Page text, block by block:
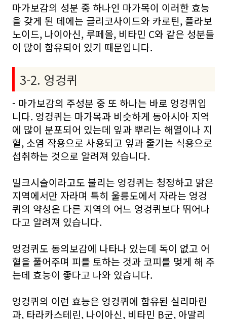
마가보감의 성분 중 하나인 마가목이 이러한 효능
을 갖게 된 데에는 글리코사이드와 카로틴, 플라보
노이드, 나이아신, 루페올, 비타민 C와 같은 성분들
이 많이 함유되어 있기 때문입니다.
3-2. 엉겅퀴
- 마가보감의 주성분 중 또 하나는 바로 엉겅퀴입
니다. 엉겅퀴는 마가목과 비슷하게 동아시아 지역
에 많이 분포되어 있는데 잎과 뿌리는 해열이나 지
혈, 소염 작용으로 사용되고 잎과 줄기는 식용으로
섭취하는 것으로 알려져 있습니다.
밀크시슬이라고도 불리는 엉겅퀴는 청정하고 맑은
지역에서만 자라며 특히 울릉도에서 자라는 엉겅
퀴의 약성은 다른 지역의 어느 엉겅퀴보다 뛰어나
다고 알려져 있습니다.
엉겅퀴도 동의보감에 나타나 있는데 독이 없고 어
혈을 풀어주며 피를 토하는 것과 코피를 멎게 해 주
는데 효능이 좋다고 나와 있습니다.
엉겅퀴의 이런 효능은 엉겅퀴에 함유된 실리마린
과, 타라카스테린, 나이아신, 비타민 B군, 아말리